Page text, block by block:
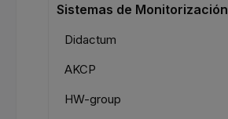
Sistemas de Monitorización
Didactum
AKCP
HW-group